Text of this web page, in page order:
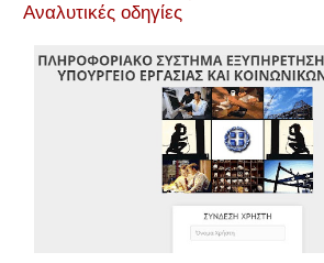
Αναλυτικές οδηγίες